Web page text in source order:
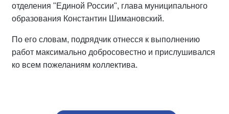
отделения "Единой России", глава муниципального
образования Константин Шимановский.
По его словам, подрядчик отнесся к выполнению
работ максимально добросовестно и прислушивался
ко всем пожеланиям коллектива.